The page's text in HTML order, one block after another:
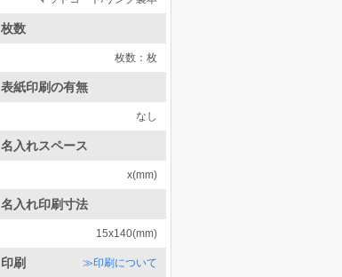
枚数
枚数：枚
表紙印刷の有無
なし
名入れスペース
x(mm)
名入れ印刷寸法
15x140(mm)
印刷 ≫印刷について